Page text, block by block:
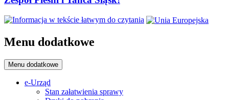
Menu dodatkowe
Menu dodatkowe
e-Urząd
Stan załatwienia sprawy